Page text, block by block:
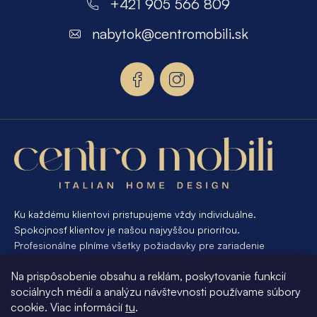
Na prispôsobenie obsahu a reklám, poskytovanie funkcií
sociálnych médií a analýzu návštevnosti používame súbory
cookie. Viac informácií tu.
e
Ku každému klientovi pristupujeme vždy individuálne.
Spokojnosť klientov je našou najvyššou prioritou.
Profesionálne plníme všetky požiadavky pre zariadenie
nábytku na mieru, presne pre váš interiér, je pre nás
samozrejmosťou Vám vyhovieť.
+421 905 566 809
nabytok@centromobili.sk